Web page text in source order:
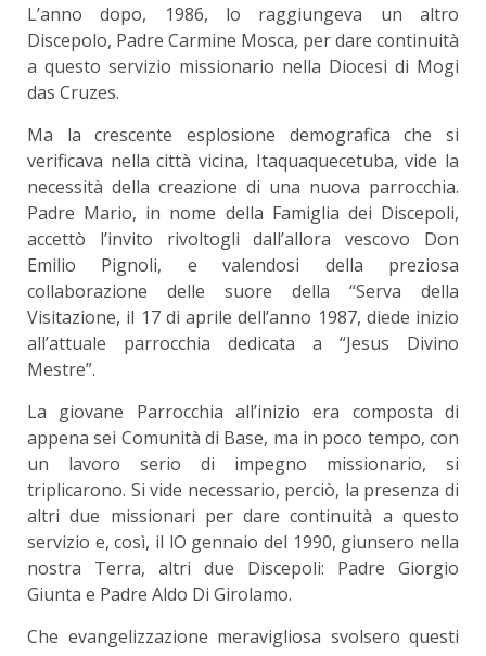
L’anno dopo, 1986, lo raggiungeva un altro
Discepolo, Padre Carmine Mosca, per dare continuità
a questo servizio missionario nella Diocesi di Mogi
das Cruzes.
Ma la crescente esplosione demografica che si
verificava nella città vicina, Itaquaquecetuba, vide la
necessità della creazione di una nuova parrocchia.
Padre Mario, in nome della Famiglia dei Discepoli,
accettò l’invito rivoltogli dall’allora vescovo Don
Emilio Pignoli, e valendosi della preziosa
collaborazione delle suore della “Serva della
Visitazione, il 17 di aprile dell’anno 1987, diede inizio
all’attuale parrocchia dedicata a “Jesus Divino
Mestre”.
La giovane Parrocchia all’inizio era composta di
appena sei Comunità di Base, ma in poco tempo, con
un lavoro serio di impegno missionario, si
triplicarono. Si vide necessario, perciò, la presenza di
altri due missionari per dare continuità a questo
servizio e, così, il lO gennaio del 1990, giunsero nella
nostra Terra, altri due Discepoli: Padre Giorgio
Giunta e Padre Aldo Di Girolamo.
Che evangelizzazione meravigliosa svolsero questi